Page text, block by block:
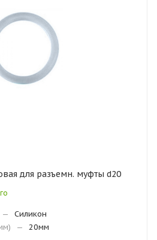
для разъемн. муфты d20
—
Силикон
— 20мм